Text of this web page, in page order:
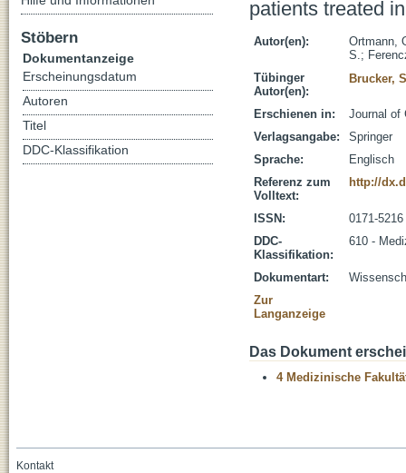
patients treated
Autor(en):
Ortmann,
S.;
Tübinger
Autor(en):
Brucker,
Erschienen in:
Journal of
Verlagsangabe:
Springer
Sprache:
Englisch
Referenz zum
Volltext:
http://
ISSN:
0171-5216
DDC-
Klassifikation:
610 -
Dokumentart:
Zur
Langanzeige
Das Dokument
4 Medizinische
Stöbern
Dokumentanzeige
Erscheinungsdatum
Autoren
Titel
DDC-Klassifikation
Kontakt